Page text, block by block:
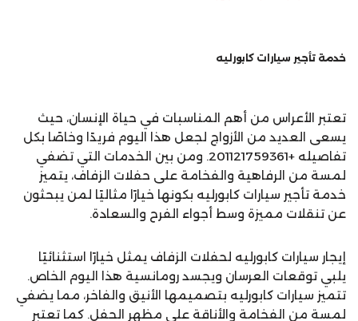
خدمة تأجير سيارات كابورليه
تعتبر الأعراس من أهم المناسبات في حياة الإنسان، حيث
يسعى العديد من الأزواج لجعل هذا اليوم فريدًا وخاصًا بكل
تفاصيله +201121759361. ومن بين الخدمات التي تضفي
لمسة من الرفاهية والفخامة على حفلات الزفاف، يتميز
خدمة تأجير سيارات كابورليه بكونها خيارًا مثاليًا لمن يبحثون
عن تنقلات مميزة وسط أجواء الفرح والسعادة.
إيجار سيارات كابورليه لحفلات الزفاف يمثل خيارًا استثنائيًا
يلبي توقعات العرسان ويجسد رومانسية هذا اليوم الخاص.
تتميز سيارات كابورليه بتصميمها الأنيق والفاخر، مما يضفي
لمسة من الفخامة والأناقة على مظهر الحفل. كما تعتبر